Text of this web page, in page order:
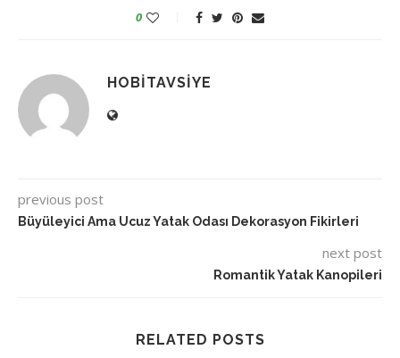
0
HOBITAVSIYE
previous post
Büyüleyici Ama Ucuz Yatak Odası Dekorasyon Fikirleri
next post
Romantik Yatak Kanopileri
RELATED POSTS